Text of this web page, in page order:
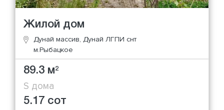
Жилой дом
Дунай массив, Дунай ЛГПИ снт
м.Рыбацкое
89.3 м2
S дома
5.17 сот